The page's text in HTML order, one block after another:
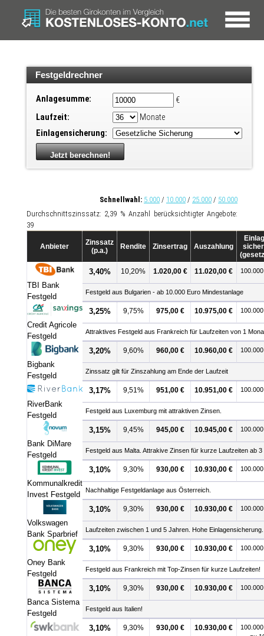
Festgeldrechner
Anlagesumme:
€
Laufzeit:
Monate
Einlagensicherung:
Schnellwahl: 5.000 / 10.000 / 25.000 / 50.000
Durchschnittszinssatz: 2,39 % Anzahl berücksichtigter Angebote:
39
Anbieter
Zinssatz
(p.a.)
Rendite Zinsertrag Auszahlung
TBI Bank
Festgeld
3,40% 10,20% 1.020,00 € 11.020,00 €
Festgeld aus Bulgarien - ab 10.000 Euro Mindestanlage
Credit Agricole
Festgeld
3,25% 9,75% 975,00 € 10.975,00 €
Attraktives Festgeld aus Frankreich für Laufzeiten von 1
Bigbank
Festgeld
3,20% 9,60% 960,00 € 10.960,00 €
Zinssatz gilt für Zinszahlung am Ende der Laufzeit
RiverBank
Festgeld
3,17% 9,51% 951,00 € 10.951,00 €
Festgeld aus Luxemburg mit attraktiven Zinsen.
Bank DiMare
Festgeld
3,15% 9,45% 945,00 € 10.945,00 €
Festgeld aus Malta. Attrakive Zinsen für kurze Laufzeiten ab 3
Kommunalkredit
Invest Festgeld
3,10% 9,30% 930,00 € 10.930,00 €
Nachhaltige Festgeldanlage aus Österreich.
Volkswagen
Bank Sparbrief
3,10% 9,30% 930,00 € 10.930,00 €
Laufzeiten zwischen 1 und 5 Jahren. Hohe Einlagensicherung.
Oney Bank
Festgeld
3,10% 9,30% 930,00 € 10.930,00 €
Festgeld aus Frankreich mit Top-Zinsen für kurze Laufzeiten!
Banca Sistema
Festgeld
3,10% 9,30% 930,00 € 10.930,00 €
Festgeld aus Italien!
3,10% 9,30% 930,00 € 10.930,00 €